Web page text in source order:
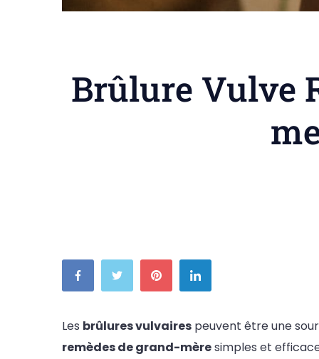
Brûlure Vulve
Les brûlures vulvaires peuvent être une
remèdes de grand-mèresimples et